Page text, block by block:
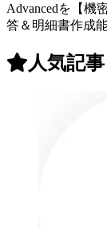
Advancedを【機
答＆明細書作成
人気記事